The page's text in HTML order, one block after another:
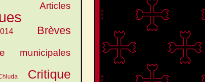
Articles
Brèves
municipales
Critique